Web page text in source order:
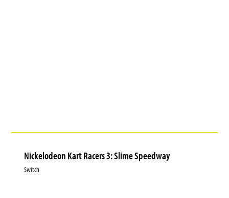
Nickelodeon Kart Racers 3: Slime Speedway
Switch